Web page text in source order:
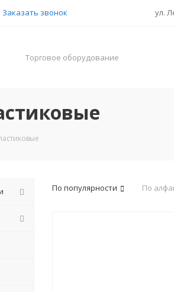
Заказать звонок ул.
Торговое оборудование
По популярности По